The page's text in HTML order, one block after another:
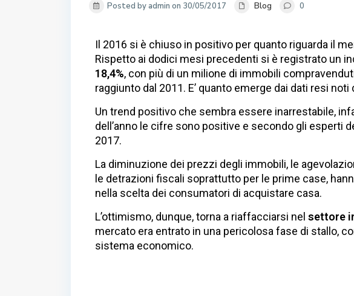
Posted by admin on 30/05/2017 Blog 0
Il 2016 si è chiuso in positivo per quanto riguarda il
Rispetto ai dodici mesi precedenti si è registrato un
18,4%, con più di un milione di immobili
raggiunto dal 2011. E’ quanto emerge dai dati resi noti
Un trend positivo che sembra essere inarrestabile,
dell’anno le cifre sono positive e secondo gli esperti
2017.
La diminuzione dei prezzi degli immobili, le
le detrazioni fiscali soprattutto per le prime case,
nella scelta dei consumatori di acquistare casa.
L’ottimismo, dunque, torna a riaffacciarsi nel settore
mercato era entrato in una pericolosa fase di stallo,
sistema economico.